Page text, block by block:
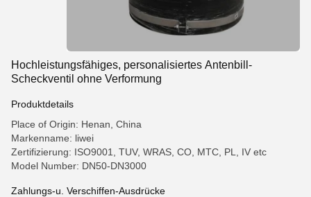
Hochleistungsfähiges, personalisiertes Antenbill-
Scheckventil ohne Verformung
Produktdetails
Place of Origin: Henan, China
Markenname: liwei
Zertifizierung: ISO9001, TUV, WRAS, CO, MTC, PL, IV etc
Model Number: DN50-DN3000
Zahlungs-u. Verschiffen-Ausdrücke